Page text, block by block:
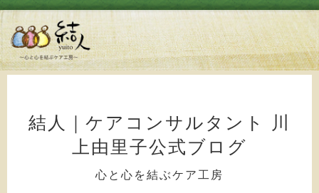
結人｜ケアコンサルタント 川
上由里子公式ブログ
心と心を結ぶケア工房